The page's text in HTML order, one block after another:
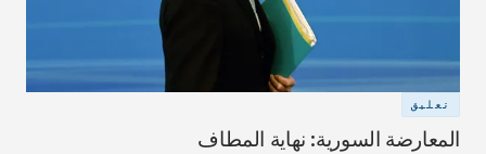
تعليق
المعارضة السورية: نهاية المطاف